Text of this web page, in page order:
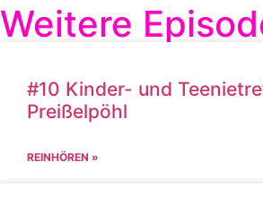
Weitere
#10 Kinder- und
Preißelpöhl
REINHÖREN »